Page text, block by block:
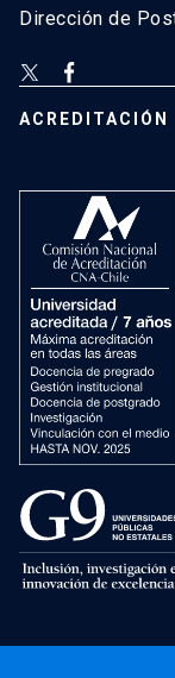
Dirección de
ACREDITACIÓN